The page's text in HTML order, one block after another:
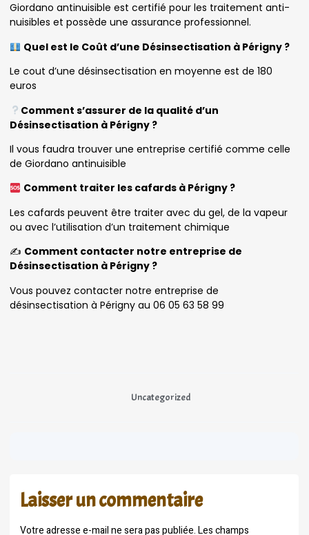
Giordano antinuisible est certifié pour les traitement anti-
nuisibles et possède une assurance professionnel.
Quel est le Coût d’une Désinsectisation à Périgny ?
Le cout d’une désinsectisation en moyenne est de 180
euros
Comment s’assurer de la qualité d’un
Désinsectisation à Périgny ?
Il vous faudra trouver une entreprise certifié comme celle
de Giordano antinuisible
Comment traiter les cafards à Périgny ?
Les cafards peuvent être traiter avec du gel, de la vapeur
ou avec l’utilisation d’un traitement chimique
✍️ Comment contacter notre entreprise de
Désinsectisation à Périgny ?
Vous pouvez contacter notre entreprise de
désinsectisation à Périgny au 06 05 63 58 99
Uncategorized
Laisser un commentaire
Votre adresse e-mail ne sera pas publiée.Les champs